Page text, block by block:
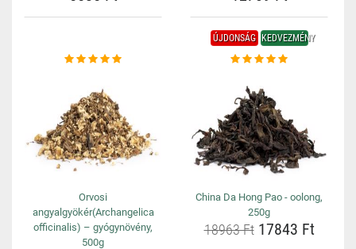
Orvosi
angyalgyökér(Archangelica
officinalis) – gyógynövény,
500g
ÚJDONSÁG KEDVEZMÉNY
China Da Hong Pao - oolong,
250g
18963 Ft17843 Ft